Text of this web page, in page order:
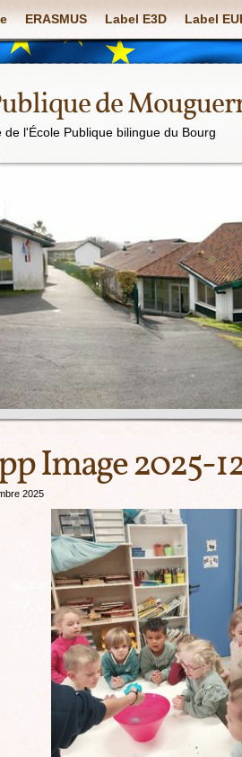
ERASMUS Label E3D Label
de
de l'École Publique bilingue du Bourg
Image 2025-
2025